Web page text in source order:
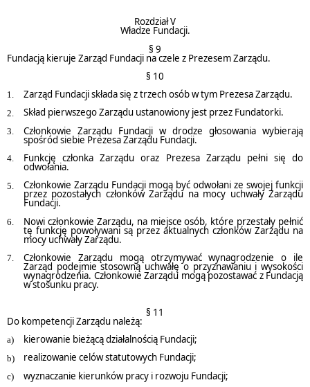
Rozdział V
Władze Fundacji.
§ 9
Fundacją kieruje Zarząd Fundacji na czele z Prezesem Zarządu.
§ 10
Zarząd Fundacji składa się z trzech osób w tym Prezesa Zarządu.
Skład pierwszego Zarządu ustanowiony jest przez Fundatorki.
Członkowie Zarządu Fundacji w drodze głosowania wybierają
spośród siebie Prezesa Zarządu Fundacji.
Funkcję członka Zarządu oraz Prezesa Zarządu pełni się do
odwołania.
Członkowie Zarządu Fundacji mogą być odwołani ze swojej funkcji
przez pozostałych członków Zarządu na mocy uchwały Zarządu
Fundacji.
Nowi członkowie Zarządu, na miejsce osób, które przestały pełnić
tę funkcję powoływani są przez aktualnych członków Zarządu na
mocy uchwały Zarządu.
Członkowie Zarządu mogą otrzymywać wynagrodzenie o ile
Zarząd podejmie stosowną uchwałę o przyznawaniu i wysokości
wynagrodzenia. Członkowie Zarządu mogą pozostawać z Fundacją
w stosunku pracy.
§ 11
Do kompetencji Zarządu należą:
kierowanie bieżącą działalnością Fundacji;
realizowanie celów statutowych Fundacji;
wyznaczanie kierunków pracy i rozwoju Fundacji;